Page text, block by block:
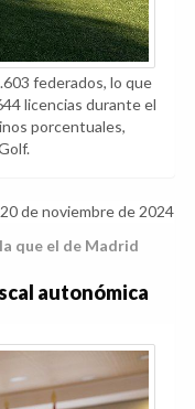
federados, lo que
licencias durante el
porcentuales,
de noviembre de 2024
que el de Madrid
autonómica